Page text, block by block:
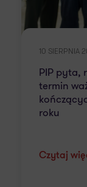
10 SIERPNIA
PIP pyta,
termin
roku
Czytaj